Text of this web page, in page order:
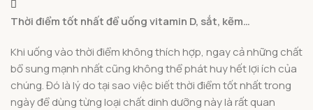
Thời điểm tốt nhất để uống vitamin D, sắt, kẽm…
Khi uống vào thời điểm không thích hợp, ngay cả những chất
bổ sung mạnh nhất cũng không thể phát huy hết lợi ích của
chúng. Đó là lý do tại sao việc biết thời điểm tốt nhất trong
ngày để dùng từng loại chất dinh dưỡng này là rất quan